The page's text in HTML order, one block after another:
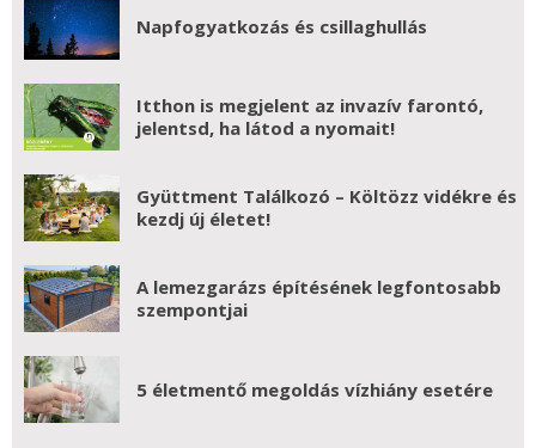
Napfogyatkozás és csillaghullás
Itthon is megjelent az invazív farontó,
jelentsd, ha látod a nyomait!
Gyüttment Találkozó – Költözz vidékre és
kezdj új életet!
A lemezgarázs építésének legfontosabb
szempontjai
5 életmentő megoldás vízhiány esetére